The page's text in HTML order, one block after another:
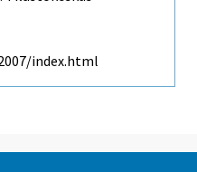
index.html